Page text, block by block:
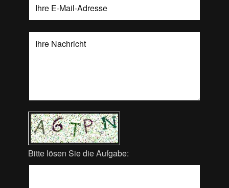
Bitte lösen Sie die Aufgabe: